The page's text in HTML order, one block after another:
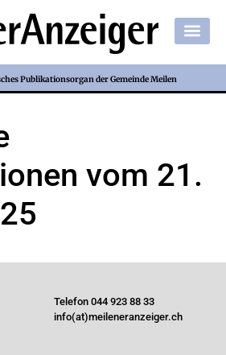
Publikationsorgan der Gemeinde Meilen
vom 21.
Telefon 044 923 88 33
info(at)meileneranzeiger.ch